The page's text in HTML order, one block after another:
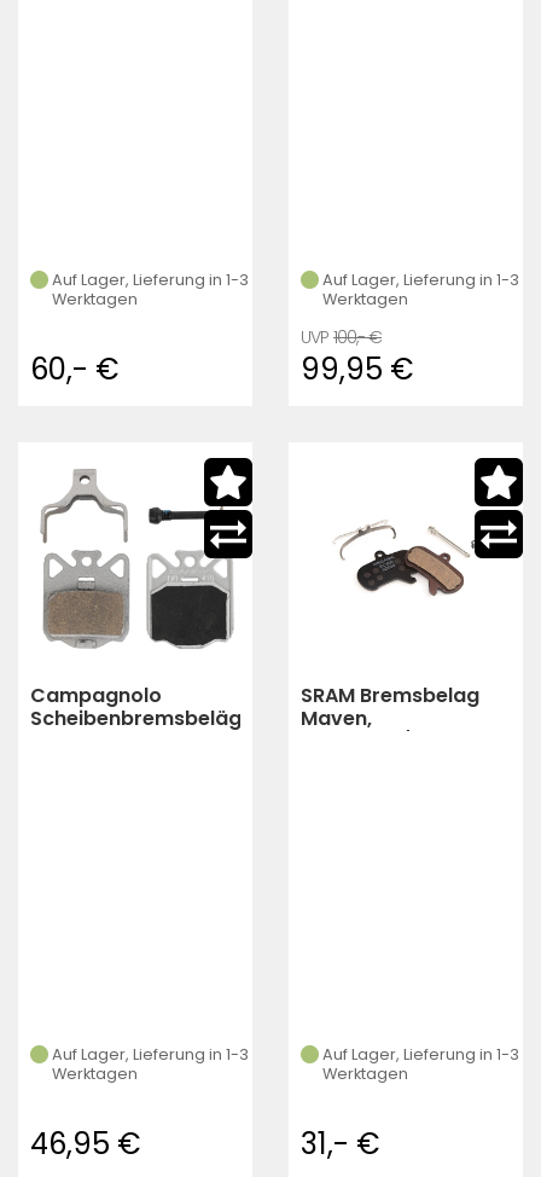
Auf Lager, Lieferung in 1-3
Werktagen
60,- €
Auf Lager, Lieferung in 1-3
Werktagen
100,- €
99,95 €
Campagnolo
Scheibenbremsbeläge
Auf Lager, Lieferung in 1-3
Werktagen
46,95 €
SRAM Bremsbelag
Maven,
Auf Lager, Lieferung in 1-3
Werktagen
31,- €